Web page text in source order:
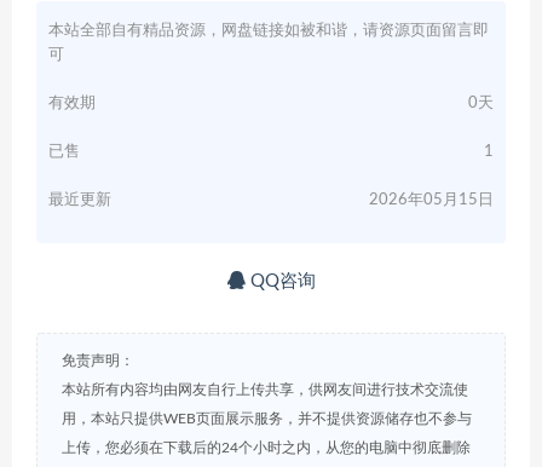
本站全部自有精品资源，网盘链接如被和谐，请资源页面留言即
可
有效期 0天
已售 1
最近更新 2026年05月15日
QQ咨询
免责声明：
本站所有内容均由网友自行上传共享，供网友间进行技术交流使
用，本站只提供WEB页面展示服务，并不提供资源储存也不参与
上传，您必须在下载后的24个小时之内，从您的电脑中彻底删除